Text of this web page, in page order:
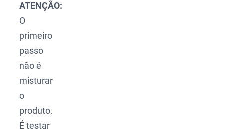
ATENÇÃO:
O
primeiro
passo
não é
misturar
o
produto.
É testar